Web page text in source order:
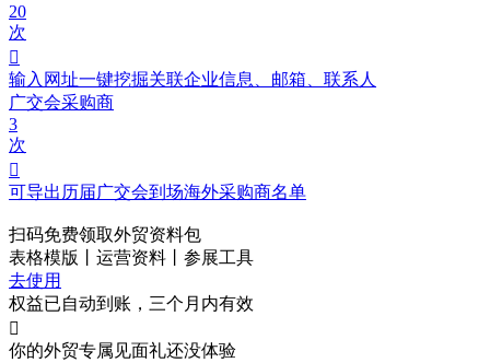
20
次

输入网址一键挖掘关联企业信息、邮箱、联系人
广交会采购商
3
次

可导出历届广交会到场海外采购商名单
扫码免费领取外贸资料包
表格模版丨运营资料丨参展工具
去使用
权益已自动到账，三个月内有效

你的外贸专属见面礼还没体验